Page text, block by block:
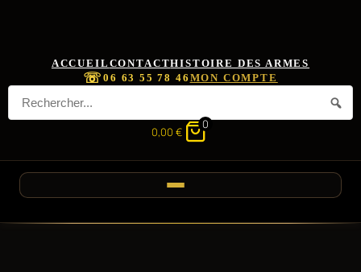
ACCUEIL CONTACTHISTOIRE DES ARMES
☏06 63 55 78 46 MON COMPTE
0,00 €
0